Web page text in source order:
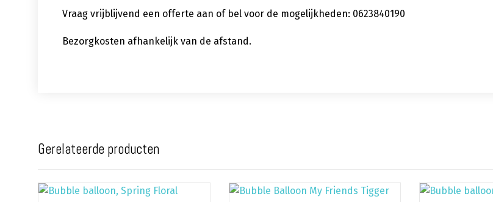
Vraag vrijblijvend een offerte aan of bel voor de mogelijkheden: 0623840190
Bezorgkosten afhankelijk van de afstand.
Gerelateerde producten